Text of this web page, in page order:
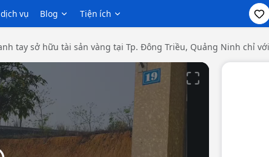
vụ Blog Tiện ích
tay sở hữu tài sản vàng tại Tp. Đông Triều, Quảng Ninh chỉ